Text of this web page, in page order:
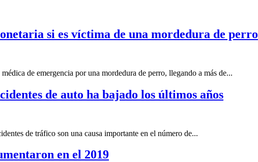
si es víctima de una mordedura de perro
de emergencia por una mordedura de perro, llegando a más de...
de auto ha bajado los últimos años
de tráfico son una causa importante en el número de...
en el 2019